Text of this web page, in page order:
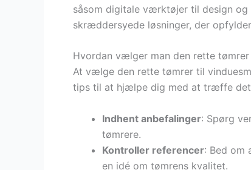
såsom digitale værktøjer til design
skræddersyede løsninger, der
Hvordan vælger man den rette
At vælge den rette tømrer til
tips til at hjælpe dig med at træffe
Indhent anbefalinger: Spørg
tømrere.
Kontroller referencer: Bed om
en idé om tømrens kvalitet.